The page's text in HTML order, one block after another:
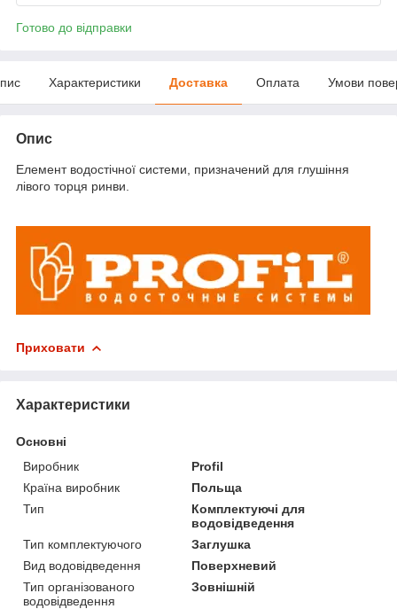
Готово до відправки
Характеристики Доставка Оплата Умови
Опис
Елемент водостічної системи, призначений для глушіння
лівого торця ринви.
Приховати
Характеристики
Основні
Виробник
Profil
Країна виробник
Польща
Тип
Комплектуючі для
водовідведення
Тип комплектуючого
Заглушка
Вид водовідведення
Поверхневий
Тип організованого
водовідведення
Зовнішній